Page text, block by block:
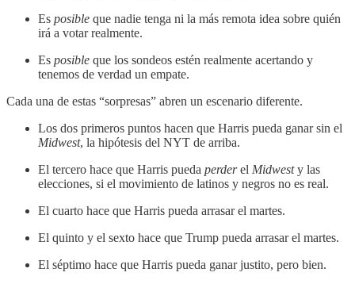
Es posible que nadie tenga ni la más remota idea sobre quién
irá a votar realmente.
Es posible que los sondeos estén realmente acertando y
tenemos de verdad un empate.
Cada una de estas “sorpresas” abren un escenario diferente.
Los dos primeros puntos hacen que Harris pueda ganar sin el
Midwest, la hipótesis del NYT de arriba.
El tercero hace que Harris pueda perderel Midwesty las
elecciones, si el movimiento de latinos y negros no es real.
El cuarto hace que Harris pueda arrasar el martes.
El quinto y el sexto hace que Trump pueda arrasar el martes.
El séptimo hace que Harris pueda ganar justito, pero bien.